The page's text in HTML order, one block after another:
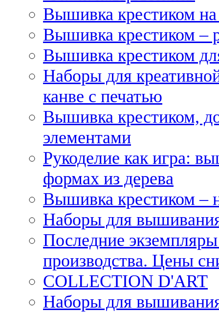
Вышивка крестиком
Вышивка крестиком –
Вышивка крестиком
Наборы для
канве с печатью
Вышивка крестиком,
элементами
Рукоделие как игра:
формах из дерева
Вышивка крестиком –
Наборы для
Последние
производства. Цены
COLLECTION D'ART
Наборы для